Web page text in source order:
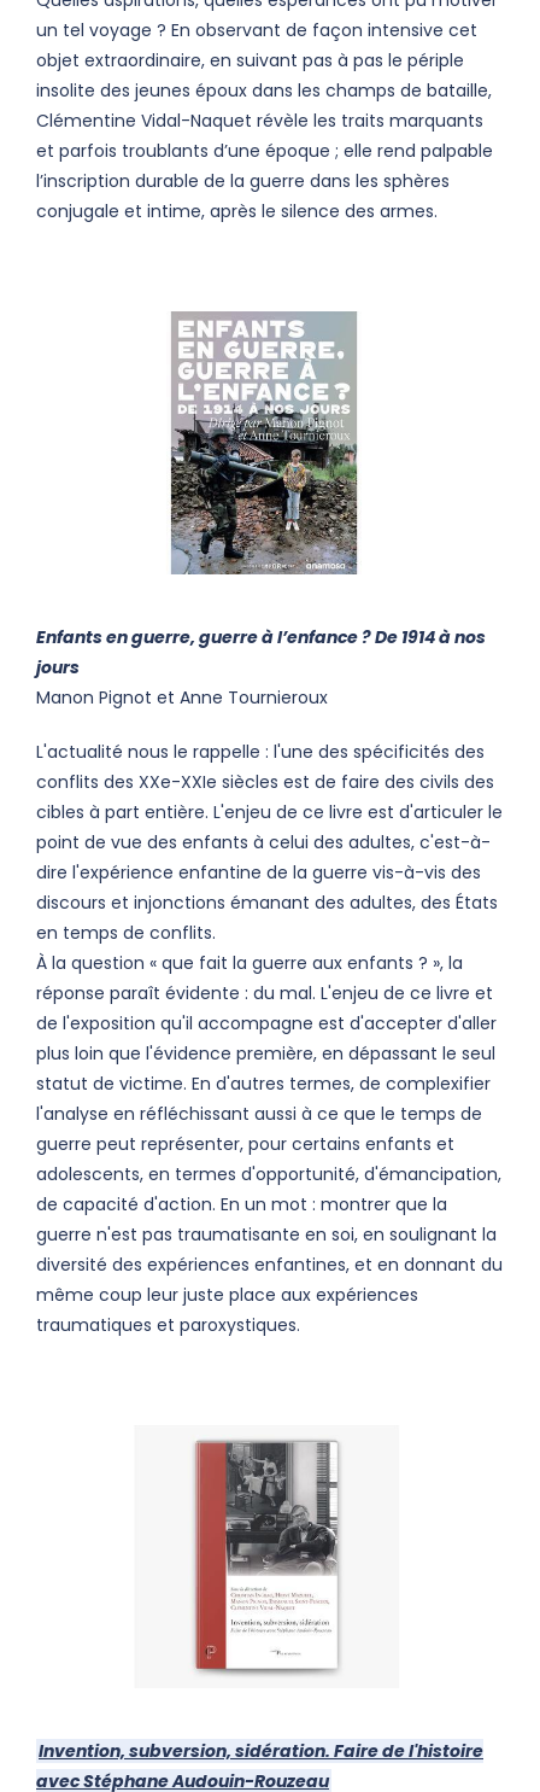
un tel voyage ? En observant de façon intensive cet
objet extraordinaire, en suivant pas à pas le périple
insolite des jeunes époux dans les champs de bataille,
Clémentine Vidal-Naquet révèle les traits marquants
et parfois troublants d’une époque ; elle rend palpable
l’inscription durable de la guerre dans les sphères
conjugale et intime, après le silence des armes.
Enfants en guerre, guerre à l’enfance ? De 1914 à nos
jours
Manon Pignot et Anne Tournieroux
L'actualité nous le rappelle : l'une des spécificités des
conflits des XXe-XXIe siècles est de faire des civils des
cibles à part entière. L'enjeu de ce livre est d'articuler le
point de vue des enfants à celui des adultes, c'est-à-
dire l'expérience enfantine de la guerre vis-à-vis des
discours et injonctions émanant des adultes, des États
en temps de conflits.
À la question « que fait la guerre aux enfants ? », la
réponse paraît évidente : du mal. L'enjeu de ce livre et
de l'exposition qu'il accompagne est d'accepter d'aller
plus loin que l'évidence première, en dépassant le seul
statut de victime. En d'autres termes, de complexifier
l'analyse en réfléchissant aussi à ce que le temps de
guerre peut représenter, pour certains enfants et
adolescents, en termes d'opportunité, d'émancipation,
de capacité d'action. En un mot : montrer que la
guerre n'est pas traumatisante en soi, en soulignant la
diversité des expériences enfantines, et en donnant du
même coup leur juste place aux expériences
traumatiques et paroxystiques.
Invention, subversion, sidération. Faire de l'histoire
avec Stéphane Audouin-Rouzeau